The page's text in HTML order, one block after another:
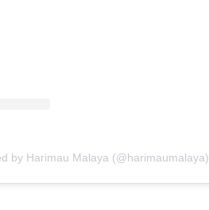
by Harimau Malaya (@harimaumalaya)